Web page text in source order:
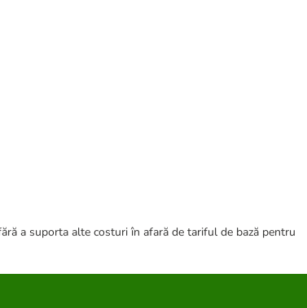
a suporta alte costuri în afară de tariful de bază pentru